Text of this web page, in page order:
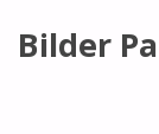
Bilder